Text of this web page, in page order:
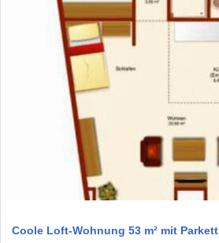
Coole Loft-Wohnung 53 m² mit Parkett